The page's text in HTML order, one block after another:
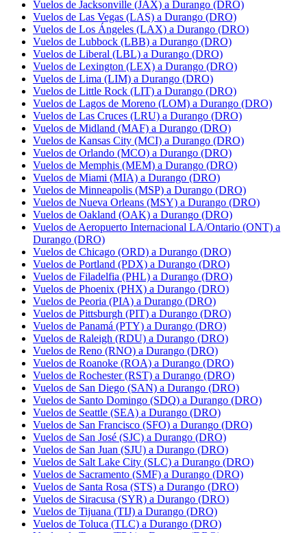
Vuelos de Jacksonville (JAX) a Durango (DRO)
Vuelos de Las Vegas (LAS) a Durango (DRO)
Vuelos de Los Ángeles (LAX) a Durango (DRO)
Vuelos de Lubbock (LBB) a Durango (DRO)
Vuelos de Liberal (LBL) a Durango (DRO)
Vuelos de Lexington (LEX) a Durango (DRO)
Vuelos de Lima (LIM) a Durango (DRO)
Vuelos de Little Rock (LIT) a Durango (DRO)
Vuelos de Lagos de Moreno (LOM) a Durango (DRO)
Vuelos de Las Cruces (LRU) a Durango (DRO)
Vuelos de Midland (MAF) a Durango (DRO)
Vuelos de Kansas City (MCI) a Durango (DRO)
Vuelos de Orlando (MCO) a Durango (DRO)
Vuelos de Memphis (MEM) a Durango (DRO)
Vuelos de Miami (MIA) a Durango (DRO)
Vuelos de Minneapolis (MSP) a Durango (DRO)
Vuelos de Nueva Orleans (MSY) a Durango (DRO)
Vuelos de Oakland (OAK) a Durango (DRO)
Vuelos de Aeropuerto Internacional LA/Ontario (ONT) a
Durango (DRO)
Vuelos de Chicago (ORD) a Durango (DRO)
Vuelos de Portland (PDX) a Durango (DRO)
Vuelos de Filadelfia (PHL) a Durango (DRO)
Vuelos de Phoenix (PHX) a Durango (DRO)
Vuelos de Peoria (PIA) a Durango (DRO)
Vuelos de Pittsburgh (PIT) a Durango (DRO)
Vuelos de Panamá (PTY) a Durango (DRO)
Vuelos de Raleigh (RDU) a Durango (DRO)
Vuelos de Reno (RNO) a Durango (DRO)
Vuelos de Roanoke (ROA) a Durango (DRO)
Vuelos de Rochester (RST) a Durango (DRO)
Vuelos de San Diego (SAN) a Durango (DRO)
Vuelos de Santo Domingo (SDQ) a Durango (DRO)
Vuelos de Seattle (SEA) a Durango (DRO)
Vuelos de San Francisco (SFO) a Durango (DRO)
Vuelos de San José (SJC) a Durango (DRO)
Vuelos de San Juan (SJU) a Durango (DRO)
Vuelos de Salt Lake City (SLC) a Durango (DRO)
Vuelos de Sacramento (SMF) a Durango (DRO)
Vuelos de Santa Rosa (STS) a Durango (DRO)
Vuelos de Siracusa (SYR) a Durango (DRO)
Vuelos de Tijuana (TIJ) a Durango (DRO)
Vuelos de Toluca (TLC) a Durango (DRO)